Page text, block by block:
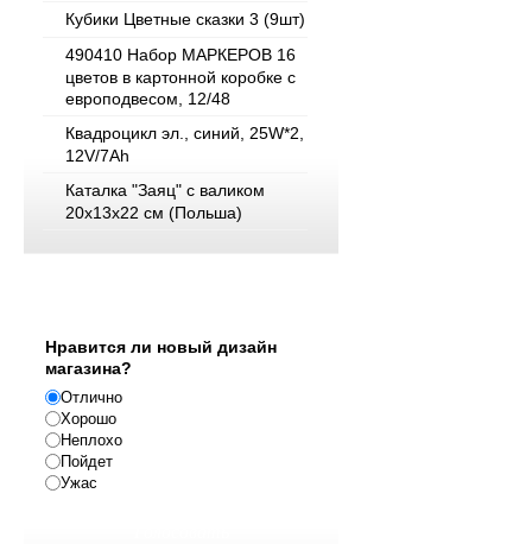
Кубики Цветные сказки 3 (9шт)
490410 Набор МАРКЕРОВ 16
цветов в картонной коробке с
европодвесом, 12/48
Квадроцикл эл., синий, 25W*2,
12V/7Ah
Каталка "Заяц" с валиком
20х13х22 см (Польша)
Нравится ли новый дизайн
магазина?
Отлично
Хорошо
Неплохо
Пойдет
Ужас